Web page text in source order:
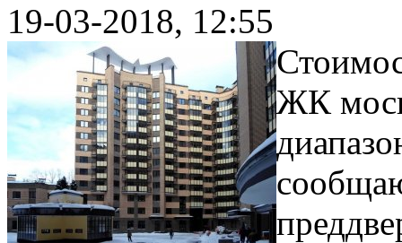
19-03-2018, 12:55
ЖК